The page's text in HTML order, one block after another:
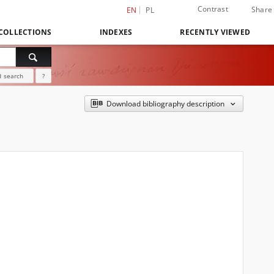
EN PL Contrast Share
INDEXES RECENTLY VIEWED
search ?
Download bibliography description